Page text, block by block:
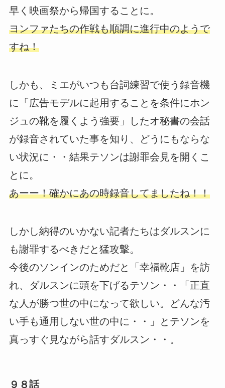
早く映画祭から帰国することに。
ヨンファたちの作戦も順調に進行中のようで
すね！
しかも、ミエがいつも台詞練習で使う録音機
に「広告モデルに起用することを条件にホン
ジュの靴を履くよう強要」したオ秘書の会話
が録音されていた事を知り、どうにもならな
い状況に・・結果テソンは謝罪会見を開くこ
とに。
あーー！確かにあの時録音してましたね！！
しかし納得のいかない記者たちはダルスンに
も謝罪するべきだと猛攻撃。
今後のソンインのためだと「幸福靴店」を訪
れ、ダルスンに頭を下げるテソン・・「正直
な人が勝つ世の中になって欲しい。どんな汚
い手も通用しない世の中に・・」とテソンを
真っすぐ見ながら話すダルスン・・。
９８話